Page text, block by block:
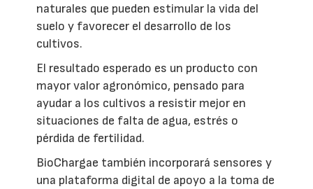
naturales que pueden estimular la vida del
suelo y favorecer el desarrollo de los
cultivos.
El resultado esperado es un producto con
mayor valor agronómico, pensado para
ayudar a los cultivos a resistir mejor en
situaciones de falta de agua, estrés o
pérdida de fertilidad.
BioChargae también incorporará sensores y
una plataforma digital de apoyo a la toma de